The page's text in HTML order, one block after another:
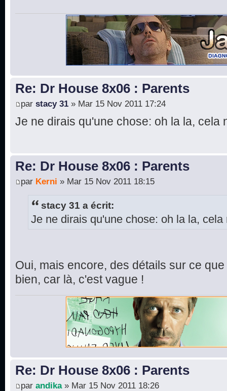
Re: Dr House 8x06 : Parents
par stacy 31 » Mar 15 Nov 2011 17:24
Je ne dirais qu'une chose: oh la la, cela
Re: Dr House 8x06 : Parents
par Kerni » Mar 15 Nov 2011 18:15
stacy 31 a écrit:
Je ne dirais qu'une chose: oh la la,
Oui, mais encore, des détails sur ce
bien, car là, c'est vague !
Re: Dr House 8x06 : Parents
par andika» Mar 15 Nov 2011 18:26